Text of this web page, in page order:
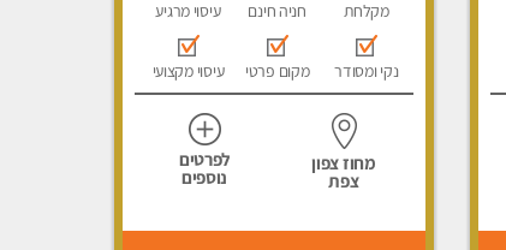
מקלחת חניה חינם עיסוי מרגיע
נקי ומסודר מקום פרטי עיסוי מקצועי
מחוז צפון
צפת
לפרטים
נוספים